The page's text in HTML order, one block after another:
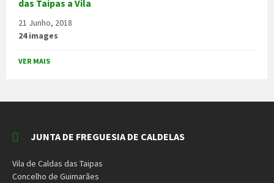
das Taipas a Vila
21 Junho, 2018
24 images
VER MAIS
JUNTA DE FREGUESIA DE CALDELAS
Vila de Caldas das Taipas
Concelho de Guimarães